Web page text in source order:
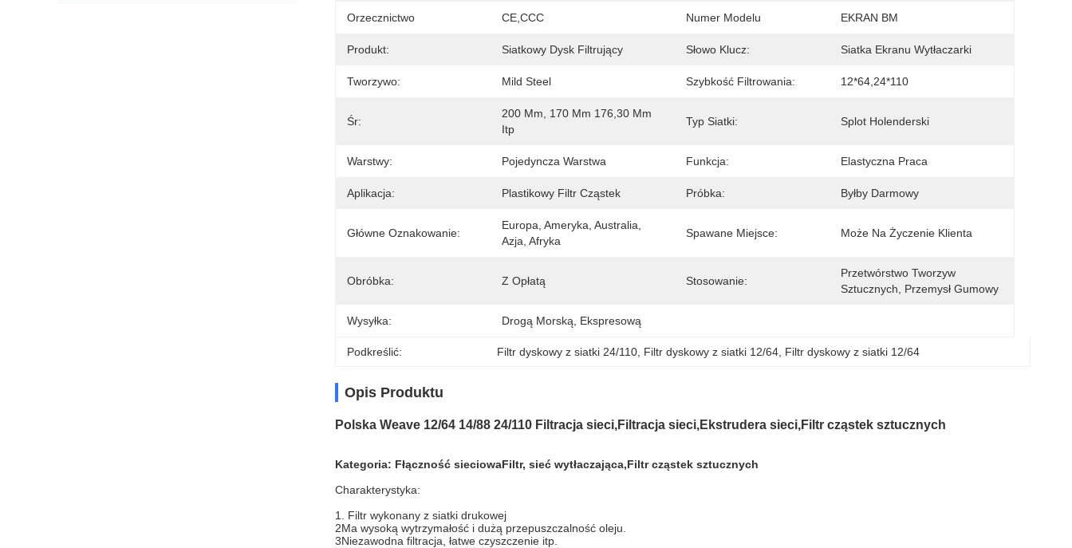
Orzecznictwo CE,CCC Numer Modelu EKRAN BM
Produkt: Siatkowy Dysk Filtrujący Słowo Klucz: Siatka Ekranu Wytłaczarki
Tworzywo: Mild Steel Szybkość Filtrowania: 12*64,24*110
Śr:
200 Mm, 170 Mm 176,30 Mm
Itp
Typ Siatki: Splot Holenderski
Warstwy: Pojedyncza Warstwa Funkcja: Elastyczna Praca
Aplikacja: Plastikowy Filtr Cząstek Próbka: Byłby Darmowy
Główne Oznakowanie:
Europa, Ameryka, Australia,
Azja, Afryka
Spawane Miejsce: Może Na Życzenie Klienta
Obróbka: Z Opłatą Stosowanie:
Przetwórstwo Tworzyw
Sztucznych, Przemysł Gumowy
Wysyłka: Drogą Morską, Ekspresową
Podkreślić: Filtr dyskowy z siatki 24/110 Filtr dyskowy z siatki 12/64 Filtr dyskowy z siatki 12/64
Opis Produktu
Polska Weave 12/64 14/88 24/110 Filtracja sieci,Filtracja sieci,Ekstrudera sieci,Filtr cząstek sztucznych
Kategoria: Fłączność sieciowaFiltr, sieć wytłaczająca,Filtr cząstek sztucznych
Charakterystyka:
1. Filtr wykonany z siatki drukowej
2Ma wysoką wytrzymałość i dużą przepuszczalność oleju.
3Niezawodna filtracja, łatwe czyszczenie itp.